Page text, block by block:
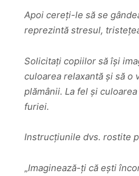
Apoi cereți-le să se
reprezintă stresul,
Solicitați copiilor să își
culoarea relaxantă și să o
plămânii. La fel și
furiei.
Instrucțiunile dvs. rostite
„Imaginează-ți că ești